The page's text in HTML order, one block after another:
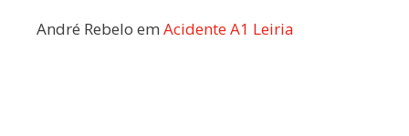
André Rebelo em Acidente A1 Leiria